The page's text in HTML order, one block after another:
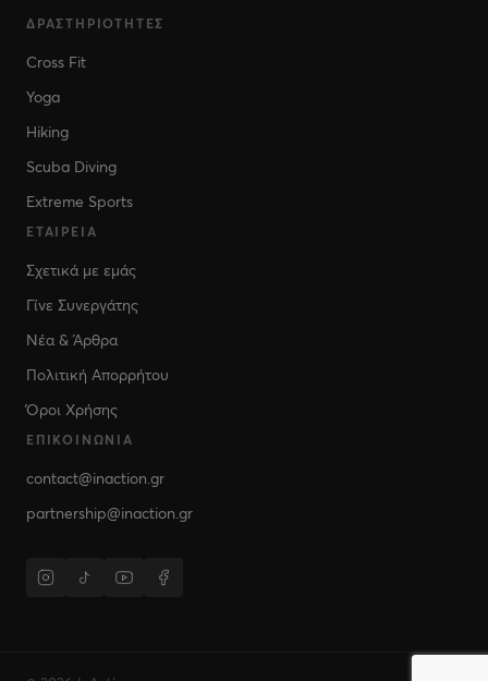
ΔΡΑΣΤΗΡΙΌΤΗΤΕΣ
Cross Fit
Yoga
Hiking
Scuba Diving
Extreme Sports
ΕΤΑΙΡΕΊΑ
Σχετικά με εμάς
Γίνε Συνεργάτης
Νέα & Άρθρα
Πολιτική Απορρήτου
Όροι Χρήσης
ΕΠΙΚΟΙΝΩΝΊΑ
contact@inaction.gr
partnership@inaction.gr